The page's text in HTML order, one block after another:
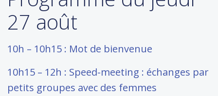
27 août
10h – 10h15 : Mot de bienvenue
10h15 – 12h : Speed-meeting : échanges par
petits groupes avec des femmes